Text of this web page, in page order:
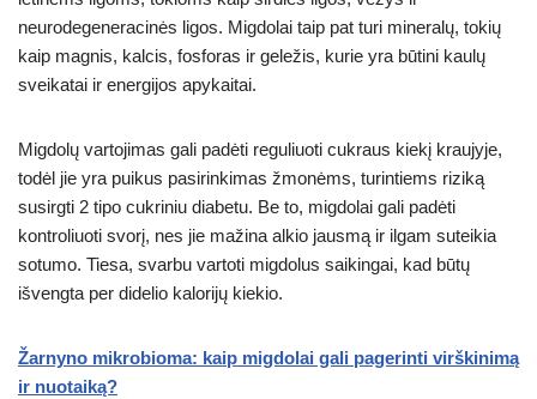
neurodegeneracinės ligos. Migdolai taip pat turi mineralų, tokių
kaip magnis, kalcis, fosforas ir geležis, kurie yra būtini kaulų
sveikatai ir energijos apykaitai.
Migdolų vartojimas gali padėti reguliuoti cukraus kiekį kraujyje,
todėl jie yra puikus pasirinkimas žmonėms, turintiems riziką
susirgti 2 tipo cukriniu diabetu. Be to, migdolai gali padėti
kontroliuoti svorį, nes jie mažina alkio jausmą ir ilgam suteikia
sotumo. Tiesa, svarbu vartoti migdolus saikingai, kad būtų
išvengta per didelio kalorijų kiekio.
Žarnyno mikrobioma: kaip migdolai gali pagerinti virškinimą
ir nuotaiką?